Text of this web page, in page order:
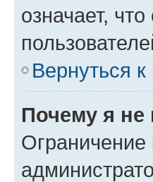
означает,
Вернуться к
Почему я не
Ограничение